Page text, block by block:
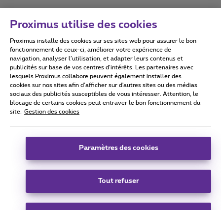
Conditions d'utilisation Accessibility statement
Tous droits réservés. © 2026 Proximus
Conditions générales, info consommateur
Coordonnées de l’entreprise
Boulevard du Roi Albert II 27 - B-1030 Bruxelles.
Carrier & Wholesale Solutions
Proximus utilise des cookies
Proximus installe des cookies sur ses sites web pour assurer le bon
fonctionnement de ceux-ci, améliorer votre expérience de
navigation, analyser l’utilisation, et adapter leurs contenus et
publicités sur base de vos centres d’intérêts. Les partenaires avec
lesquels Proximus collabore peuvent également installer des
cookies sur nos sites afin d’afficher sur d'autres sites ou des médias
sociaux des publicités susceptibles de vous intéresser. Attention, le
blocage de certains cookies peut entraver le bon fonctionnement du
site.
Gestion des cookies
Paramètres des cookies
Tout refuser